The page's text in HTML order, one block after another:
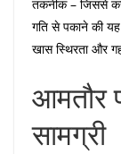
तकनीक – जिससे
गति से पकाने की
खास स्थिरता और
आमतौर
सामग्री